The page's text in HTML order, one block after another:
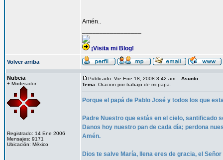
Amén..
¡Visita mi Blog!
Volver arriba
Nubeia
+ Moderador
Registrado: 14 Ene 2006
Mensajes: 9171
Ubicación: México
Publicado: Vie Ene 18, 2008 3:42 am Asunto:
Tema: Oracion por trabajo de mi papa.
Porque el papá de Pablo José y todos los que
Padre Nuestro que estás en el cielo, santificado
Danos hoy nuestro pan de cada día; perdona
Amén.
Dios te salve María, llena eres de gracia, el